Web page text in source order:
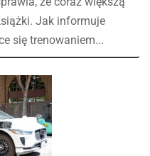
Jak informuje
się trenowaniem...